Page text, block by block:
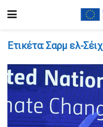
Ετικέτα:Σαρμ ελ-Σέιχ